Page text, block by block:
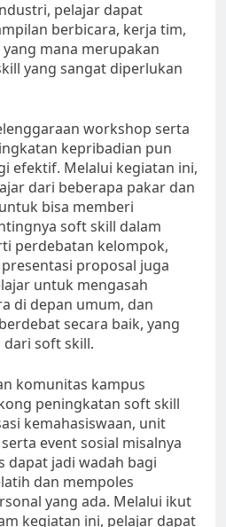
pelajar dapat
berbicara, kerja tim,
mana merupakan
yang sangat diperlukan
workshop serta
kepribadian pun
efektif. Melalui kegiatan ini,
dari beberapa pakar dan
bisa memberi
soft skill dalam
perdebatan kelompok,
proposal juga
untuk mengasah
di depan umum, dan
secara baik, yang
soft skill.
komunitas kampus
peningkatan soft skill
kemahasiswaan, unit
event sosial misalnya
dapat jadi wadah bagi
dan mempoles
yang ada. Melalui ikut
kegiatan ini, pelajar dapat